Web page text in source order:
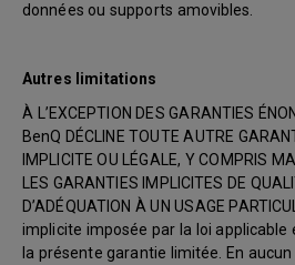
données ou supports amovibles.
Autres limitations
À L’EXCEPTION DES GARANTIES
BenQ DÉCLINE TOUTE AUTRE
IMPLICITE OU LÉGALE, Y COMPRIS
LES GARANTIES IMPLICITES DE
D’ADÉQUATION À UN USAGE
implicite imposée par la loi applicable
la présente garantie limitée. En